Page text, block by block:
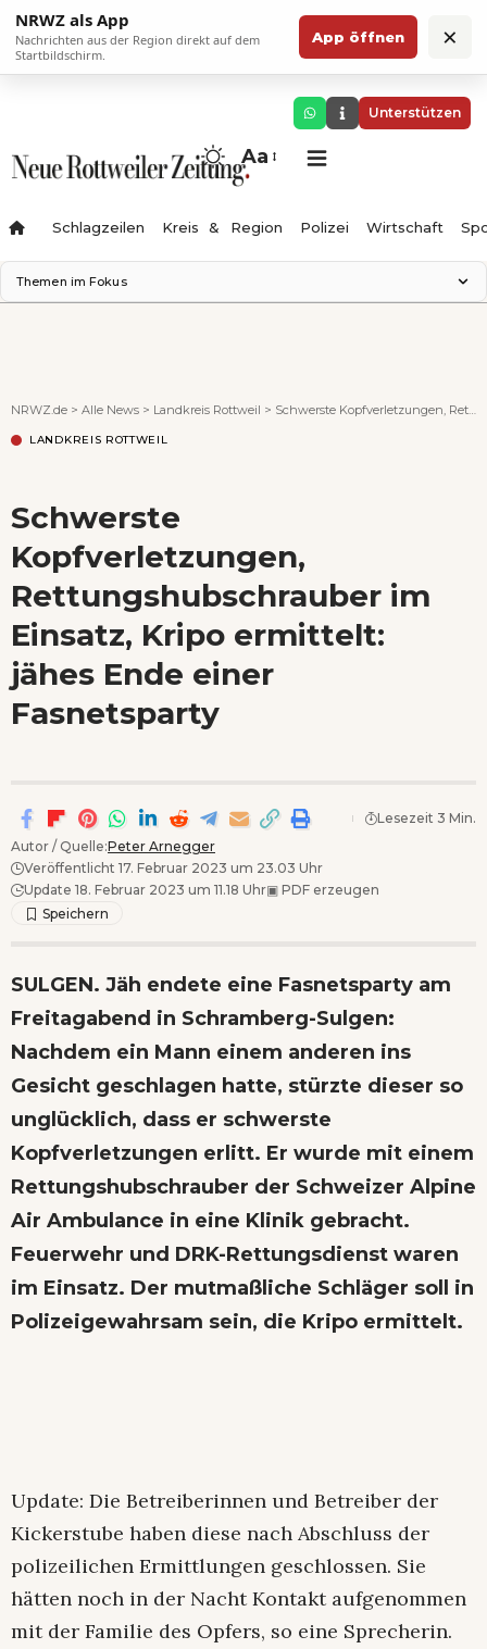
NRWZ als App
Nachrichten aus der Region direkt auf dem
Startbildschirm.
App öffnen ×
Unterstützen
Aa
Schlagzeilen Kreis & Region Polizei Wirtschaft
Themen im Fokus
Testturm
Neckarline
NRWZ.de > Alle News > Landkreis Rottweil > Schwerste Kopfverletzungen, Rettungshubschrauber im Einsatz, Kripo ermittelt: jähes Ende einer Fasnetsparty
LANDKREIS ROTTWEIL
Schwerste
Kopfverletzungen,
Rettungshubschrauber im
Einsatz, Kripo ermittelt:
jähes Ende einer
Fasnetsparty
Autor / Quelle:Peter Arnegger
Veröffentlicht 17. Februar 2023 um 23.03 Uhr
Update 18. Februar 2023 um 11.18 Uhr▣ PDF erzeugen
Lesezeit 3 Min.
SULGEN. Jäh endete eine Fasnetsparty am
Freitagabend in Schramberg-Sulgen:
Nachdem ein Mann einem anderen ins
Gesicht geschlagen hatte, stürzte dieser so
unglücklich, dass er schwerste
Kopfverletzungen erlitt. Er wurde mit einem
Rettungshubschrauber der Schweizer Alpine
Air Ambulance in eine Klinik gebracht.
Feuerwehr und DRK-Rettungsdienst waren
im Einsatz. Der mutmaßliche Schläger soll in
Polizeigewahrsam sein, die Kripo ermittelt.
Update: Die Betreiberinnen und Betreiber der
Kickerstube haben diese nach Abschluss der
polizeilichen Ermittlungen geschlossen. Sie
hätten noch in der Nacht Kontakt aufgenommen
mit der Familie des Opfers, so eine Sprecherin.